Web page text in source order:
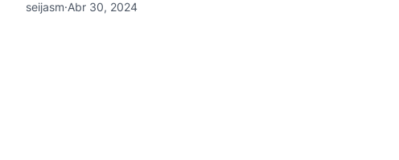
seijasm·Abr 30, 2024